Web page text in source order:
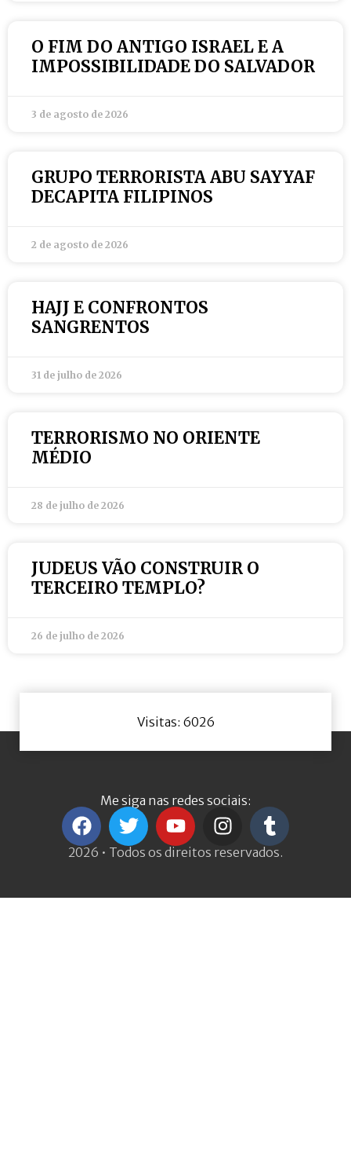
O FIM DO ANTIGO ISRAEL E A
IMPOSSIBILIDADE DO SALVADOR
3 de agosto de 2026
GRUPO TERRORISTA ABU SAYYAF
DECAPITA FILIPINOS
2 de agosto de 2026
HAJJ E CONFRONTOS
SANGRENTOS
31 de julho de 2026
TERRORISMO NO ORIENTE
MÉDIO
28 de julho de 2026
JUDEUS VÃO CONSTRUIR O
TERCEIRO TEMPLO?
26 de julho de 2026
Visitas: 6026
Me siga nas redes sociais:
2026 • Todos os direitos reservados.